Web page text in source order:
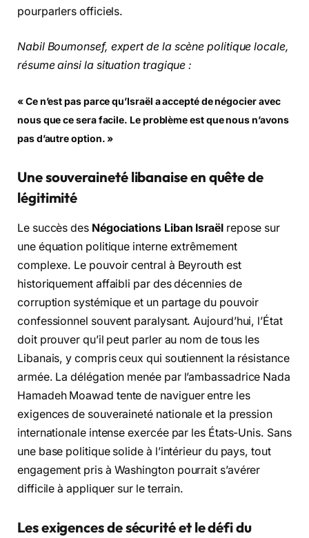
pourparlers officiels.
Nabil Boumonsef, expert de la scène politique locale,
résume ainsi la situation tragique :
« Ce n’est pas parce qu’Israël a accepté de négocier avec
nous que ce sera facile. Le problème est que nous n’avons
pas d’autre option. »
Une souveraineté libanaise en quête de
légitimité
Le succès des Négociations Liban Israëlrepose sur
une équation politique interne extrêmement
complexe. Le pouvoir central à Beyrouth est
historiquement affaibli par des décennies de
corruption systémique et un partage du pouvoir
confessionnel souvent paralysant. Aujourd’hui, l’État
doit prouver qu’il peut parler au nom de tous les
Libanais, y compris ceux qui soutiennent la résistance
armée. La délégation menée par l’ambassadrice Nada
Hamadeh Moawad tente de naviguer entre les
exigences de souveraineté nationale et la pression
internationale intense exercée par les États-Unis. Sans
une base politique solide à l’intérieur du pays, tout
engagement pris à Washington pourrait s’avérer
difficile à appliquer sur le terrain.
Les exigences de sécurité et le défi du